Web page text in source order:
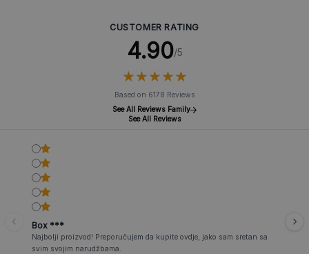
CUSTOMER RATING
4.90/5
★★★★★
★★★★★
Based on 6178 Reviews
See All Reviews Family
See All Reviews
Box ***
Najbolji proizvod! Preporučujem da kupite ovdje, jako sam sretan sa
svim svojim narudžbama.